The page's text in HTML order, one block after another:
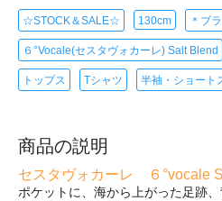
☆STOCK＆SALE☆ 130cm ＊ブ
６°Vocale(セスタヴォカーレ) Salt Blend
トップス Tシャツ 半袖・ショート
商品の説明
セスタヴォカーレ ６°vocale
ポケットに、海から上がった足跡